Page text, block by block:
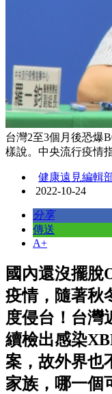
台灣2至3個月後恐爆
樣說。中央流行疫情
健康遠見編輯
2022-10-24
分享
傳送
A+
國內還沒擺脫
疫情，隨著秋
度侵台！台灣
續檢出感染
案，故外界也
家族，哪一個